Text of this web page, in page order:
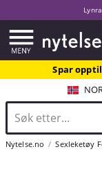
Spar
Nytelse.no Sexleketøy